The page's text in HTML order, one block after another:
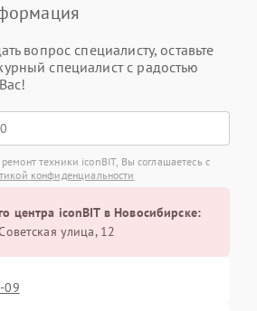
вопрос специалисту, оставьте
специалист с радостью
техники iconBIT, Вы соглашаетесь с
конфиденциальности
центра iconBIT в Новосибирске:
улица, 12
09